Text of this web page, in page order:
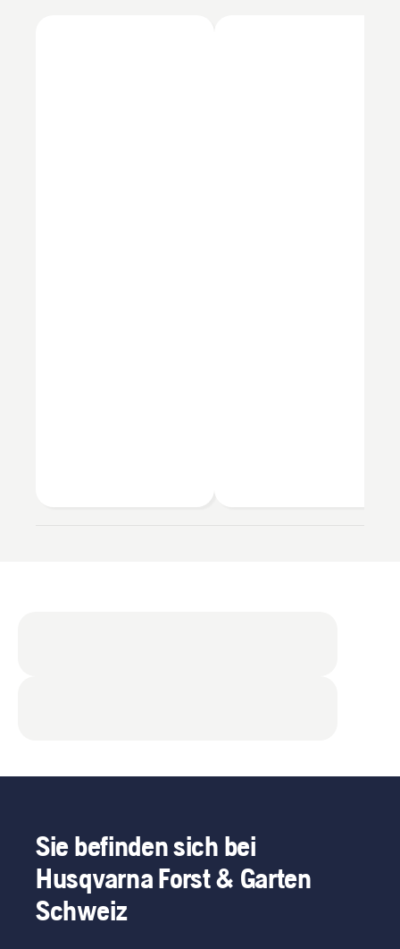
Sie befinden sich bei
Husqvarna Forst & Garten
Schweiz